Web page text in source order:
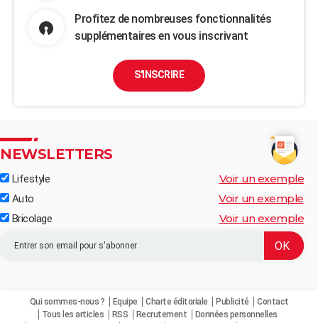
Profitez de nombreuses fonctionnalités
supplémentaires en vous inscrivant
S'INSCRIRE
NEWSLETTERS
Lifestyle Voir un exemple
Auto Voir un exemple
Bricolage Voir un exemple
Qui sommes-nous ? Equipe Charte éditoriale Publicité
Contact
Tous les articles
RSS Recrutement
Données personnelles